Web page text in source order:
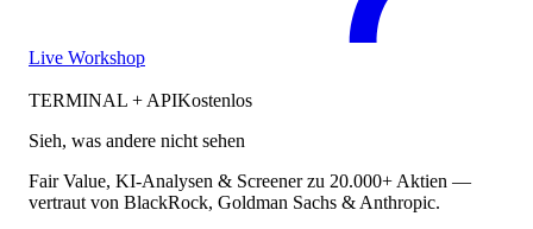
Live Workshop
TERMINAL + APIKostenlos
Sieh, was andere nicht sehen
Fair Value, KI-Analysen & Screener zu 20.000+ Aktien —
vertraut von BlackRock, Goldman Sachs & Anthropic.